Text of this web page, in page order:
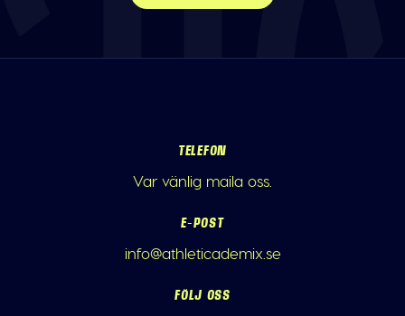
TELEFON
Var vänlig maila oss.
E-POST
info@athleticademix.se
FÖLJ OSS